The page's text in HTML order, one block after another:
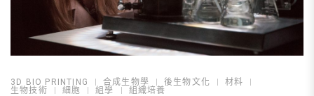
3D BIO PRINTING 合成生物學 後生物文化
材料
生物技術
細胞 組學 組織培養